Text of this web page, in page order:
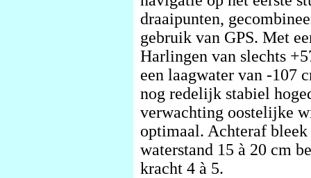
draaipunten,
gebruik van GPS. Met
Harlingen van slechts
een laagwater van -107
nog redelijk stabiel
verwachting oostelijke
optimaal. Achteraf
waterstand 15 à 20 cm
kracht 4 à 5.